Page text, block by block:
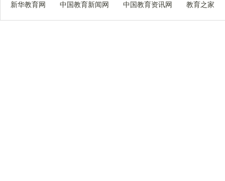
新华教育网 中国教育新闻网 中国教育资讯网 教育之家